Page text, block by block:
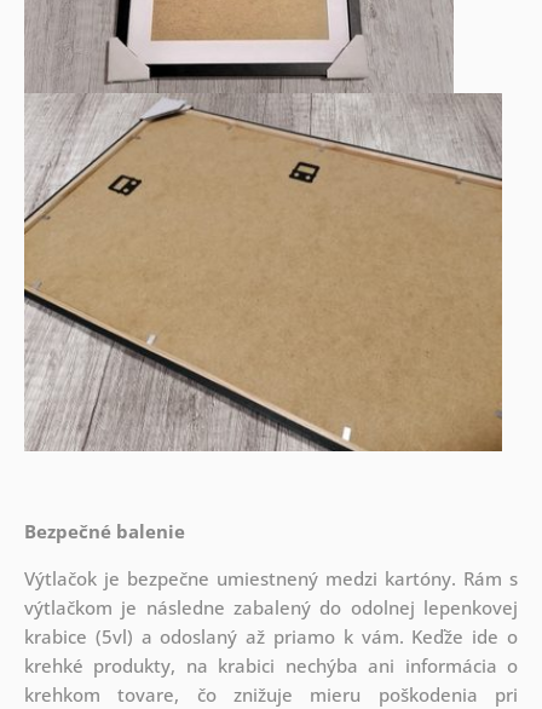
Bezpečné balenie
Výtlačok je bezpečne umiestnený medzi kartóny. Rám s
výtlačkom je následne zabalený do odolnej lepenkovej
krabice (5vl) a odoslaný až priamo k vám. Keďže ide o
krehké produkty, na krabici nechýba ani informácia o
krehkom tovare, čo znižuje mieru poškodenia pri